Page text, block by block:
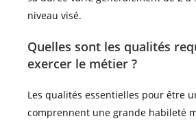
niveau visé.
Quelles sont les qualités
exercer le métier ?
Les qualités essentielles pour être
comprennent une grande habileté